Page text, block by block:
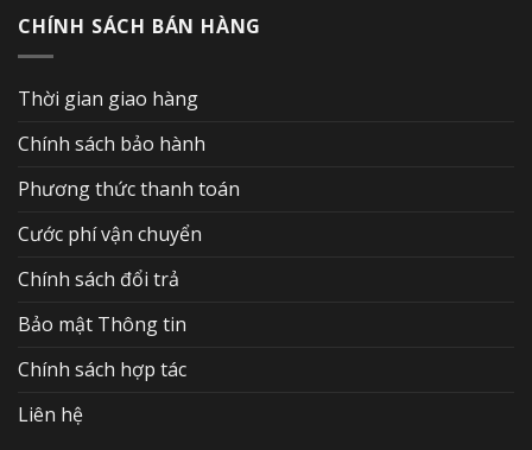
CHÍNH SÁCH BÁN HÀNG
Thời gian giao hàng
Chính sách bảo hành
Phương thức thanh toán
Cước phí vận chuyển
Chính sách đổi trả
Bảo mật Thông tin
Chính sách hợp tác
Liên hệ